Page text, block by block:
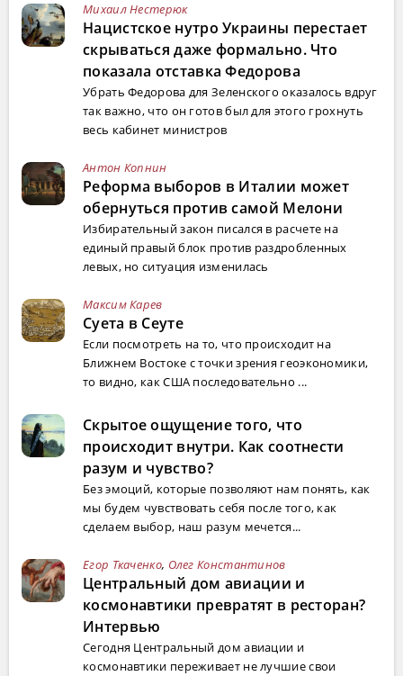
Михаил Нестерюк
Нацистское нутро Украины перестает
скрываться даже формально. Что
показала отставка Федорова
Убрать Федорова для Зеленского оказалось вдруг
так важно, что он готов был для этого грохнуть
весь кабинет министров
Антон Копнин
Реформа выборов в Италии может
обернуться против самой Мелони
Избирательный закон писался в расчете на
единый правый блок против раздробленных
левых, но ситуация изменилась
Максим Карев
Суета в Сеуте
Если посмотреть на то, что происходит на
Ближнем Востоке с точки зрения геоэкономики,
то видно, как США последовательно ...
Скрытое ощущение того, что
происходит внутри. Как соотнести
разум и чувство?
Без эмоций, которые позволяют нам понять, как
мы будем чувствовать себя после того, как
сделаем выбор, наш разум мечется...
Егор Ткаченко, Олег Константинов
Центральный дом авиации и
космонавтики превратят в ресторан?
Интервью
Сегодня Центральный дом авиации и
космонавтики переживает не лучшие свои